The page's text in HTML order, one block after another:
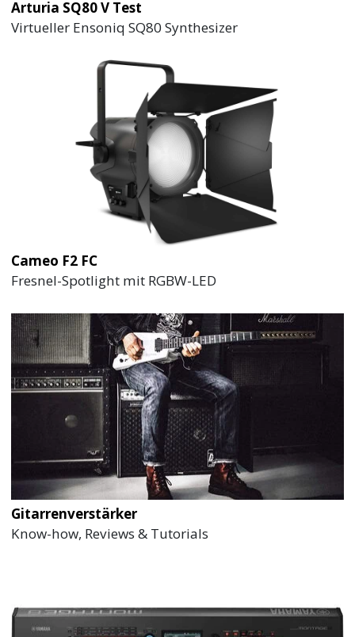
Arturia SQ80 V Test
Virtueller Ensoniq SQ80 Synthesizer
Cameo F2 FC
Fresnel-Spotlight mit RGBW-LED
Gitarrenverstärker
Know-how, Reviews & Tutorials